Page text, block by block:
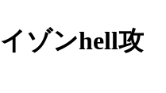
ゾンhell攻